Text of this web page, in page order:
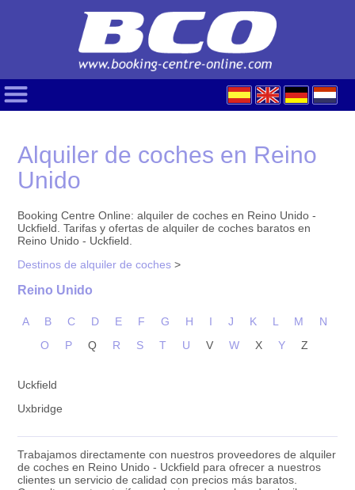
Alquiler de coches en Reino
Unido
Booking Centre Online: alquiler de coches en Reino Unido -
Uckfield. Tarifas y ofertas de alquiler de coches baratos en
Reino Unido - Uckfield.
Destinos de alquiler de coches >
Reino Unido
A B C D E F G H I J K L M
N
O
P Q R S T U V W X Y Z
Uckfield
Uxbridge
Trabajamos directamente con nuestros proveedores de alquiler
de coches en Reino Unido - Uckfield para ofrecer a nuestros
clientes un servicio de calidad con precios más baratos.